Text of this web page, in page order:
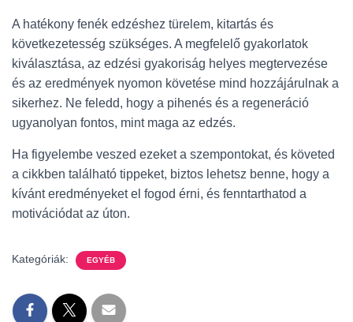
A hatékony fenék edzéshez türelem, kitartás és
következetesség szükséges. A megfelelő gyakorlatok
kiválasztása, az edzési gyakoriság helyes megtervezése
és az eredmények nyomon követése mind hozzájárulnak a
sikerhez. Ne feledd, hogy a pihenés és a regeneráció
ugyanolyan fontos, mint maga az edzés.
Ha figyelembe veszed ezeket a szempontokat, és követed
a cikkben található tippeket, biztos lehetsz benne, hogy a
kívánt eredményeket el fogod érni, és fenntarthatod a
motivációdat az úton.
Kategóriák: EGYÉB